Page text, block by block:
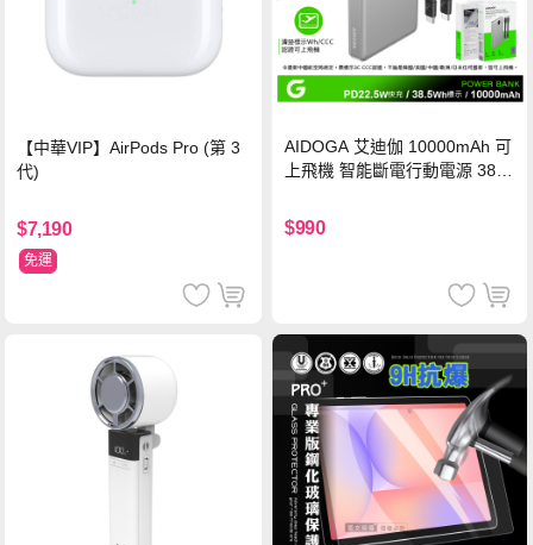
【中華VIP】AirPods Pro (第 3
代)
$7,190
免運
AIDOGA 艾迪伽 10000mAh 可
上飛機 智能斷電行動電源 38.5
灣BSMI/中國CCC/歐美CE/FCC
認證
$990